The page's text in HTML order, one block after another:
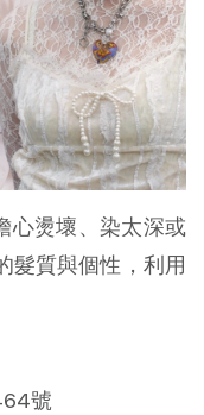
心燙壞、染太深或
髮質與個性，利用
號